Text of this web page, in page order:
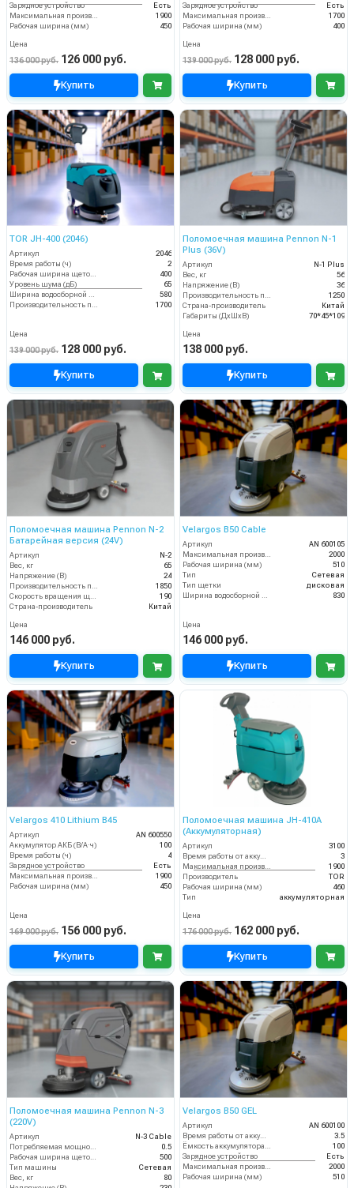
Зарядное устройство
Есть
1900
Рабочая ширина (мм)
450
Цена
136 000 руб. 126 000 руб.
Купить
Зарядное устройство
Есть
1700
Рабочая ширина (мм)
400
Цена
139 000 руб. 128 000 руб.
Купить
TOR JH-400 (2046)
Артикул
2046
Время работы (ч)
2
Рабочая ширина щеток (мм)
400
Уровень шума (дБ)
65
Ширина водосборной рейки
580
Производительность по площади (м2/ч)
1700
Цена
139 000 руб. 128 000 руб.
Купить
Поломоечная машина Pennon N-1
Plus (36V)
Артикул
N-1 Plus
Вес, кг
56
Напряжение (В)
36
Производительность по площади (м2/ч)
1250
Страна-производитель
Китай
Габариты (ДхШхВ)
70*45*109
Цена
138 000 руб.
Купить
Поломоечная машина Pennon N-2
Батарейная версия (24V)
Артикул
N-2
Вес, кг
65
Напряжение (В)
24
Производительность по площади (м2/ч)
1850
Скорость вращения щётки (об/мин)
190
Страна-производитель
Китай
Цена
146 000 руб.
Купить
Velargos B50 Cable
Артикул
AN 600105
Максимальная производительность (кв.м/час)
2000
Рабочая ширина (мм)
510
Тип
Сетевая
Тип щетки
дисковая
Ширина водосборной рейки
830
Цена
146 000 руб.
Купить
Velargos 410 Lithium B45
Артикул
AN 600550
Аккумулятор АКБ (В/А·ч)
100
Время работы (ч)
4
Зарядное устройство
Есть
1900
Рабочая ширина (мм)
450
Цена
169 000 руб. 156 000 руб.
Купить
Поломоечная машина JH-410A
(Аккумуляторная)
Артикул
3100
Время работы от аккумуляторов (ч)
3
1900
Производитель
TOR
Рабочая ширина (мм)
460
Тип
аккумуляторная
Цена
176 000 руб. 162 000 руб.
Купить
Поломоечная машина Pennon N-3
(220V)
Артикул
N-3 Cable
0.5
500
Тип машины
Сетевая
Вес, кг
80
Velargos B50 GEL
Артикул
AN 600100
Время работы от аккумуляторов (ч)
3.5
100
Зарядное устройство
Есть
2000
Рабочая ширина (мм)
510